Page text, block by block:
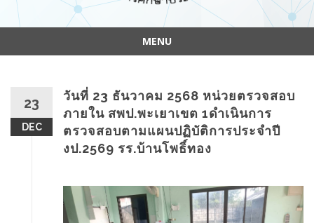
MENU
23
DEC
วันที่ 23 ธันวาคม 2568 หน่วยตรวจสอบ
ภายใน สพป.พะเยาเขต 1ดำเนินการ
ตรวจสอบตามแผนปฏิบัติการประจำปี
งป.2569 รร.บ้านโพธิ์ทอง